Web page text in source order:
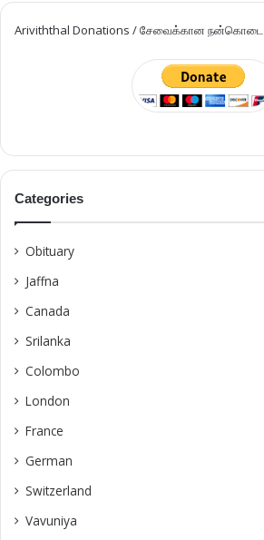
Ariviththal Donations / சேவைக்கான நன்கொடை
Categories
Obituary
Jaffna
Canada
Srilanka
Colombo
London
France
German
Switzerland
Vavuniya